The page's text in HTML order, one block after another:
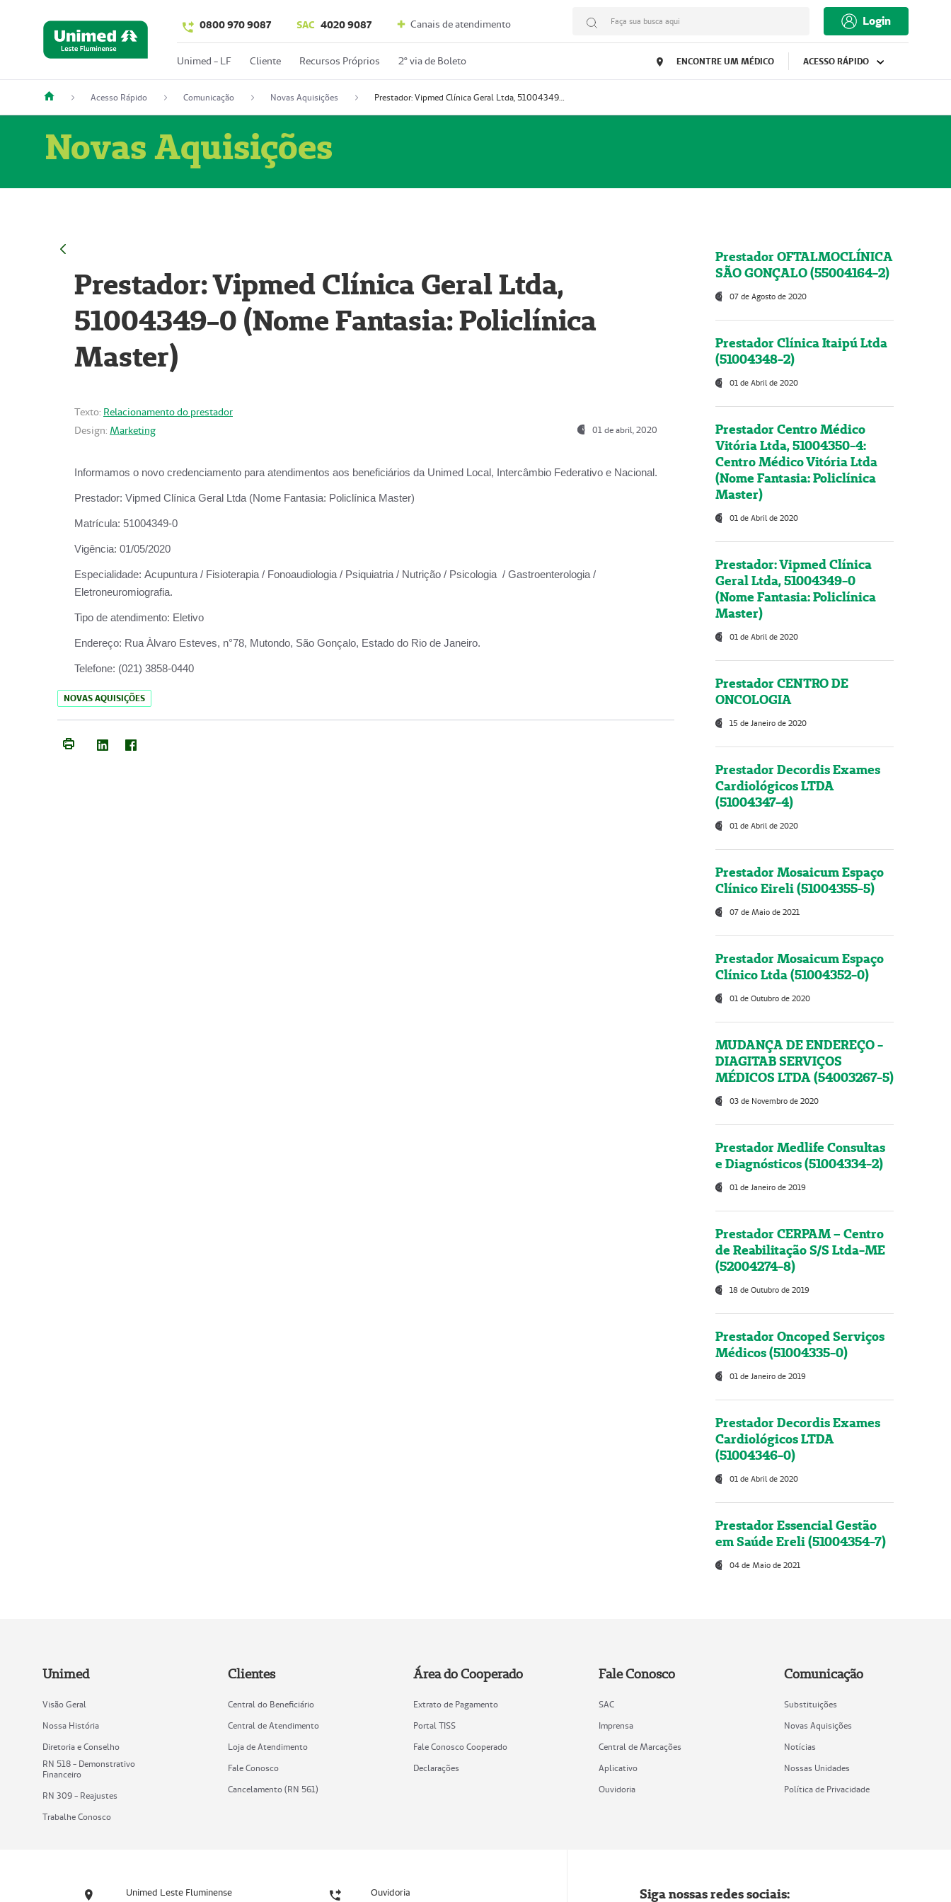
0800 970 9087 SAC 4020 9087 Canais de atendimento Faça sua busca aqui Login
Unimed - LF Cliente Recursos Próprios 2º via de Boleto ENCONTRE UM MÉDICO ACESSO RÁPIDO
Acesso Rápido Comunicação Novas Aquisições Prestador: Vipmed Clínica Geral Ltda, 51004349-0 (Nome Fantasia: Policlínica Master)
Novas Aquisições
Prestador: Vipmed Clínica Geral Ltda,
51004349-0 (Nome Fantasia: Policlínica
Master)
Texto: Relacionamento do prestador
Design: Marketing 01 de abril, 2020
Informamos o novo credenciamento para atendimentos aos beneficiários da Unimed Local, Intercâmbio Federativo e Nacional.
Prestador: Vipmed Clínica Geral Ltda (Nome Fantasia: Policlínica Master)
Matrícula: 51004349-0
Vigência: 01/05/2020
Especialidade: Acupuntura / Fisioterapia / Fonoaudiologia / Psiquiatria / Nutrição / Psicologia / Gastroenterologia /
Eletroneuromiografia.
Tipo de atendimento: Eletivo
Endereço: Rua Àlvaro Esteves, n°78, Mutondo, São Gonçalo, Estado do Rio de Janeiro.
Telefone: (021) 3858-0440
NOVAS AQUISIÇÕES
Prestador OFTALMOCLÍNICA
SÃO GONÇALO (55004164-2)
07 de Agosto de 2020
Prestador Clínica Itaipú Ltda
(51004348-2)
01 de Abril de 2020
Prestador Centro Médico
Vitória Ltda, 51004350-4:
Centro Médico Vitória Ltda
(Nome Fantasia: Policlínica
Master)
01 de Abril de 2020
Prestador: Vipmed Clínica
Geral Ltda, 51004349-0
(Nome Fantasia: Policlínica
Master)
01 de Abril de 2020
Prestador CENTRO DE
ONCOLOGIA
15 de Janeiro de 2020
Prestador Decordis Exames
Cardiológicos LTDA
(51004347-4)
01 de Abril de 2020
Prestador Mosaicum Espaço
Clínico Eireli (51004355-5)
07 de Maio de 2021
Prestador Mosaicum Espaço
Clínico Ltda (51004352-0)
01 de Outubro de 2020
MUDANÇA DE ENDEREÇO -
DIAGITAB SERVIÇOS
MÉDICOS LTDA (54003267-5)
03 de Novembro de 2020
Prestador Medlife Consultas
e Diagnósticos (51004334-2)
01 de Janeiro de 2019
Prestador CERPAM – Centro
de Reabilitação S/S Ltda-ME
(52004274-8)
18 de Outubro de 2019
Prestador Oncoped Serviços
Médicos (51004335-0)
01 de Janeiro de 2019
Prestador Decordis Exames
Cardiológicos LTDA
(51004346-0)
01 de Abril de 2020
Prestador Essencial Gestão
em Saúde Ereli (51004354-7)
04 de Maio de 2021
Unimed
Visão Geral
Nossa História
Diretoria e Conselho
RN 518 - Demonstrativo
Financeiro
RN 309 - Reajustes
Trabalhe Conosco
Clientes
Central do Beneficiário
Central de Atendimento
Loja de Atendimento
Fale Conosco
Cancelamento (RN 561)
Área do Cooperado
Extrato de Pagamento
Portal TISS
Fale Conosco Cooperado
Declarações
Fale Conosco
SAC
Imprensa
Central de Marcações
Aplicativo
Ouvidoria
Comunicação
Substituições
Novas Aquisições
Notícias
Nossas Unidades
Política de Privacidade
Unimed Leste Fluminense Ouvidoria Siga nossas redes sociais: